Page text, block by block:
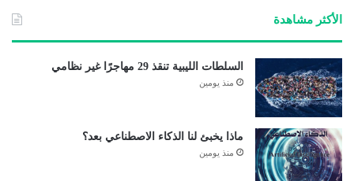
الأكثر مشاهدة
السلطات الليبية تنقذ 29 مهاجرًا غير نظامي
منذ يومين
ماذا يخبئ لنا الذكاء الاصطناعي بعد؟
منذ يومين